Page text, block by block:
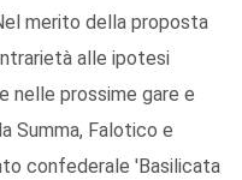
merito della proposta
alle ipotesi
nelle prossime gare e
Summa, Falotico e
confederale 'Basilicata